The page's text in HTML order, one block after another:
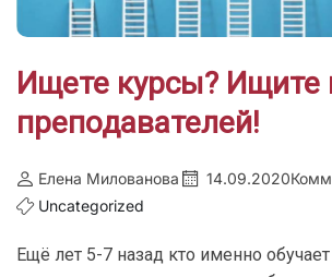
Ищете курсы? Ищите
преподавателей!
Елена Милованова 14.09.2020
Uncategorized
Ещё лет 5-7 назад кто именно